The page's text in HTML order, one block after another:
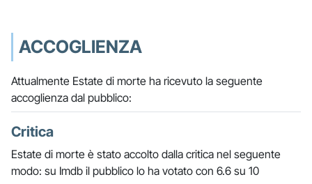
ACCOGLIENZA
Attualmente Estate di morte ha ricevuto la seguente
accoglienza dal pubblico:
Critica
Estate di morte è stato accolto dalla critica nel seguente
modo: su Imdb il pubblico lo ha votato con 6.6 su 10